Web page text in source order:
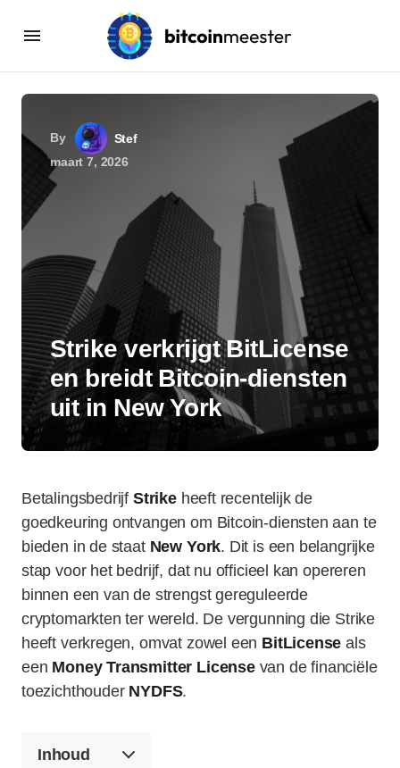
By
Stef
maart 7, 2026
Strike verkrijgt BitLicense
en breidt Bitcoin-diensten
uit in New York
Betalingsbedrijf Strikeheeft recentelijk de
goedkeuring ontvangen om Bitcoin-diensten aan te
bieden in de staat New York. Dit is een belangrijke
stap voor het bedrijf, dat nu officieel kan opereren
binnen een van de strengst gereguleerde
cryptomarkten ter wereld. De vergunning die Strike
heeft verkregen, omvat zowel een BitLicense als
een Money Transmitter Licensevan de financiële
toezichthouder NYDFS.
Inhoud